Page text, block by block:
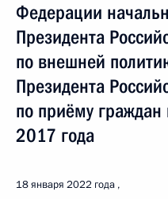
Федерации
Президента
по внешней
Президента
по приёму
2017 года
18 января 2022 года